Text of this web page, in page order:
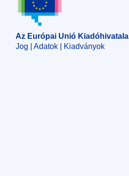
Az Európai Unió Kiadóhivatala
Jog | Adatok | Kiadványok